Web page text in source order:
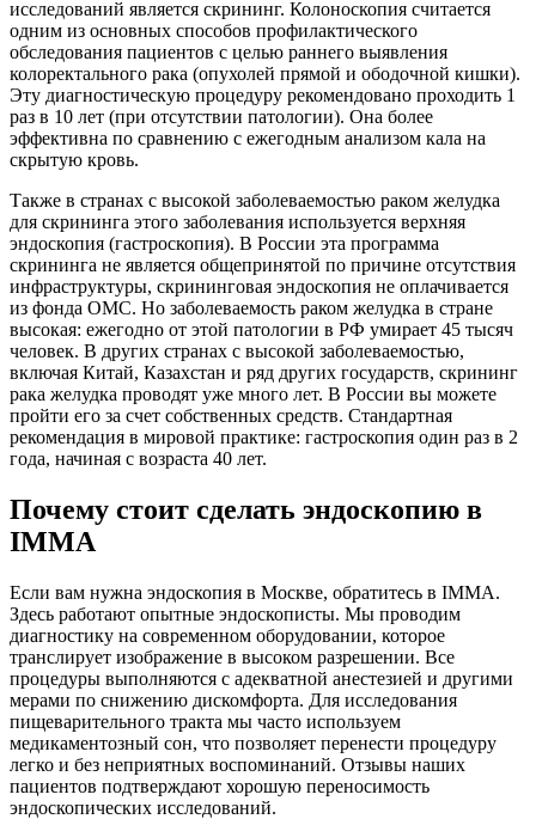
исследований является скрининг. Колоноскопия считается
одним из основных способов профилактического
обследования пациентов с целью раннего выявления
колоректального рака (опухолей прямой и ободочной кишки).
Эту диагностическую процедуру рекомендовано проходить 1
раз в 10 лет (при отсутствии патологии). Она более
эффективна по сравнению с ежегодным анализом кала на
скрытую кровь.
Также в странах с высокой заболеваемостью раком желудка
для скрининга этого заболевания используется верхняя
эндоскопия (гастроскопия). В России эта программа
скрининга не является общепринятой по причине отсутствия
инфраструктуры, скрининговая эндоскопия не оплачивается
из фонда ОМС. Но заболеваемость раком желудка в стране
высокая: ежегодно от этой патологии в РФ умирает 45 тысяч
человек. В других странах с высокой заболеваемостью,
включая Китай, Казахстан и ряд других государств, скрининг
рака желудка проводят уже много лет. В России вы можете
пройти его за счет собственных средств. Стандартная
рекомендация в мировой практике: гастроскопия один раз в 2
года, начиная с возраста 40 лет.
Почему стоит сделать эндоскопию в
IMMA
Если вам нужна эндоскопия в Москве, обратитесь в IMMA.
Здесь работают опытные эндоскописты. Мы проводим
диагностику на современном оборудовании, которое
транслирует изображение в высоком разрешении. Все
процедуры выполняются с адекватной анестезией и другими
мерами по снижению дискомфорта. Для исследования
пищеварительного тракта мы часто используем
медикаментозный сон, что позволяет перенести процедуру
легко и без неприятных воспоминаний. Отзывы наших
пациентов подтверждают хорошую переносимость
эндоскопических исследований.